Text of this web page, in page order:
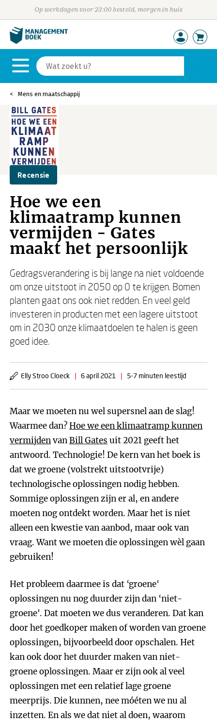
Op werkdagen voor 23:00 besteld, morgen in huis
Mens en maatschappij
Recensie
Hoe we een
klimaatramp kunnen
vermijden - Gates
maakt het persoonlijk
Gedragsverandering is bij lange na niet voldoende
om onze uitstoot in 2050 op 0 te krijgen. Bomen
planten gaat ons ook niet redden. En veel geld
investeren in producten met een lagere uitstoot
om in 2030 onze klimaatdoelen te halen is geen
goed idee.
Elly Stroo Cloeck | 6 april 2021 | 5-7 minuten leestijd
Maar we moeten nu wel supersnel aan de slag!
Waarmee dan?Hoe we een klimaatramp kunnen
vermijdenvanBill Gates uit 2021 geeft het
antwoord. Technologie! De kern van het boek is
dat we groene (volstrekt uitstootvrije)
technologische oplossingen nodig hebben.
Sommige oplossingen zijn er al, en andere
moeten nog ontdekt worden. Maar het is niet
alleen een kwestie van aanbod, maar ook van
vraag. Want we moeten die oplossingen wèl gaan
gebruiken!
Het probleem daarmee is dat ‘groene'
oplossingen nu nog duurder zijn dan ‘niet-
groene'. Dat moeten we dus veranderen. Dat kan
door het goedkoper maken of worden van groene
oplossingen, bijvoorbeeld door opschalen. Het
kan ook door het duurder maken van niet-
groene oplossingen. Maar er zijn ook al veel
oplossingen met een relatief lage groene
meerprijs. Die kunnen, nee móéten we nu al
inzetten. En als we dat niet al doen, waarom